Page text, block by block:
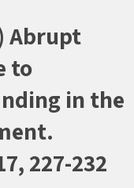
Abrupt
to
in the
227-232